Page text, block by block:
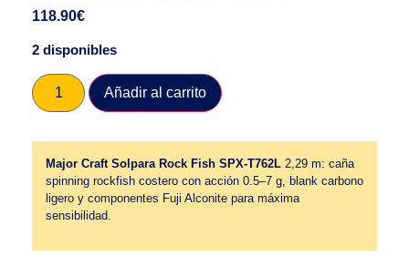
118.90€
2 disponibles
Añadir al carrito
Major Craft Solpara Rock Fish SPX-T762L 2,29 m: caña
spinning rockfish costero con acción 0.5–7 g, blank carbono
ligero y componentes Fuji Alconite para máxima
sensibilidad.